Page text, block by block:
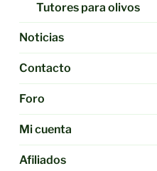
Tutores para olivos
Noticias
Contacto
Foro
Mi cuenta
Afiliados